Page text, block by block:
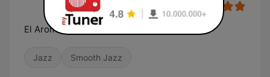
El Aroma Smooth del Jazz
Jazz Smooth Jazz